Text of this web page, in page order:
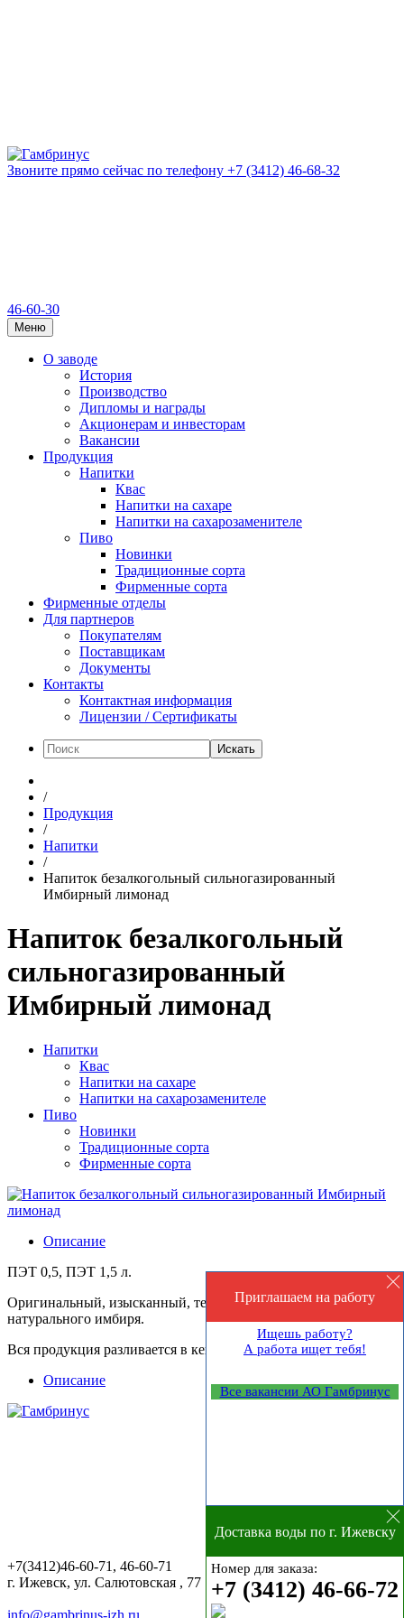
Звоните прямо сейчас по телефону +7 (3412) 46-68-32
46-60-30
Меню
О заводе
История
Производство
Дипломы и награды
Акционерам и инвесторам
Вакансии
Продукция
Напитки
Квас
Напитки на сахаре
Напитки на сахарозаменителе
Пиво
Новинки
Традиционные сорта
Фирменные сорта
Фирменные отделы
Для партнеров
Покупателям
Поставщикам
Документы
Контакты
Контактная информация
Лицензии / Сертификаты
Искать
/
Продукция
/
Напитки
/
Напиток безалкогольный сильногазированный
Имбирный лимонад
Напиток безалкогольный
сильногазированный
Имбирный лимонад
Напитки
Квас
Напитки на сахаре
Напитки на сахарозаменителе
Пиво
Новинки
Традиционные сорта
Фирменные сорта
Описание
ПЭТ 0,5, ПЭТ 1,5 л.
Оригинальный, изысканный, терпкий напиток с ароматом
натурального имбиря.
Вся продукция разливается в кеги
Описание
+7(3412)46-60-71, 46-60-71
г. Ижевск, ул. Салютовская , 77
info@gambrinus-izh.ru
Приглашаем на работу
Ищешь работу?
А работа ищет тебя!
Все вакансии АО Гамбринус
Доставка воды по г. Ижевску
Номер для заказа:
+7 (3412) 46-66-72